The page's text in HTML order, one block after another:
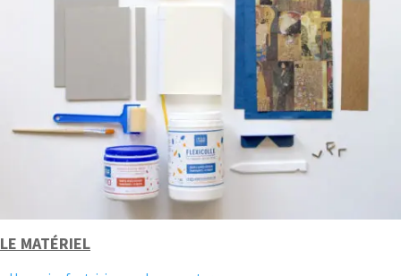
LE MATÉRIEL